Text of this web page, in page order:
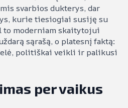
svarbios dukterys, dar
kurie tiesiogiai susiję su
moderniam skaitytojui
sąrašą, o platesnį faktą:
politiškai veikli ir palikusi
per vaikus